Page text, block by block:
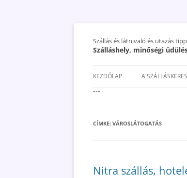
Szállás és látnivaló és utazás
Szálláshely, minőségi
KEZDŐLAP A
---
CÍMKE: VÁROSLÁTOGATÁS
Nitra szállás,